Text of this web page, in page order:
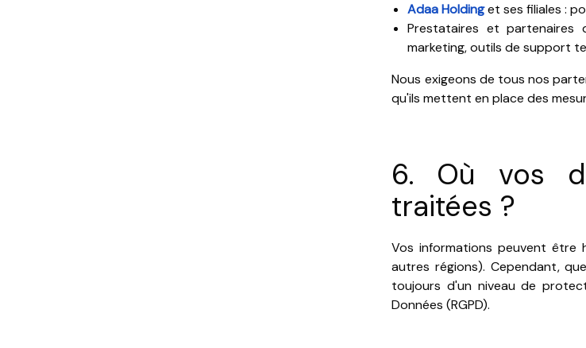
Adaa Holdinget ses filiales :
Prestataires et partenaires
marketing, outils de support
Nous exigeons de tous nos
qu'ils mettent en place des
6. Où vos
traitées ?
Vos informations peuvent être
autres régions). Cependant,
toujours d'un niveau de
Données (RGPD).